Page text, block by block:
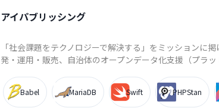
アイパブリッシング
「社会課題をテクノロジーで解決する」をミッションに
発・運用・販売、自治体のオープンデータ化支援（プラ
Babel MariaDB Swift PHPStan